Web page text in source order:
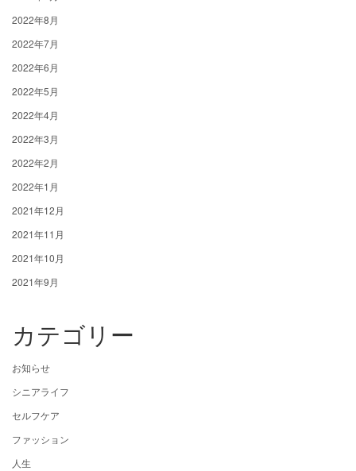
2022年8月
2022年7月
2022年6月
2022年5月
2022年4月
2022年3月
2022年2月
2022年1月
2021年12月
2021年11月
2021年10月
2021年9月
カテゴリー
お知らせ
シニアライフ
セルフケア
ファッション
人生